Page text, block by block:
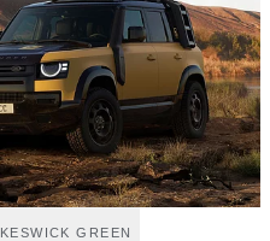
KESWICK GREEN